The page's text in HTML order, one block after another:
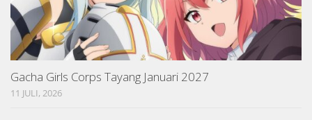
Gacha Girls Corps Tayang Januari 2027
11 JULI, 2026